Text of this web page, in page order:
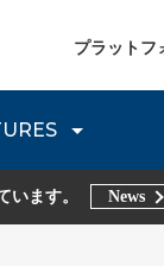
REPORT
Method
プラットフ
います。 News